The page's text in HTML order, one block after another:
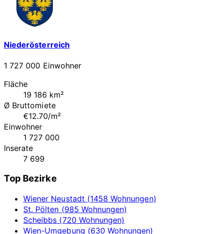
Niederösterreich
1 727 000 Einwohner
Fläche
19 186 km²
Ø Bruttomiete
€12.70/m²
Einwohner
1 727 000
Inserate
7 699
Top Bezirke
Wiener Neustadt (1458 Wohnungen)
St. Pölten (985 Wohnungen)
Scheibbs (720 Wohnungen)
Wien-Umgebung (630 Wohnungen)